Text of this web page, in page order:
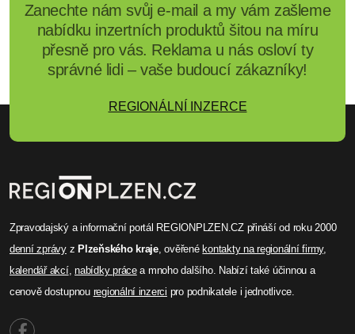
Zanechte nám svůj e-mail a my vám zašleme
nabídku inzertních produktů šitou na míru
přesně pro vás. Reklama u nás osloví ty
správné lidi – vaše budoucí zákazníky!
REGIONÁLNÍ INZERCE
Zpravodajský a informační portál REGIONPLZEN.CZ přináší od roku 2000
denní zprávyz Plzeňského kraje, ověřené kontakty na regionální firmy,
kalendář akcí,nabídky prácea mnoho dalšího. Nabízí také účinnou a
cenově dostupnou regionální inzerci pro podnikatele i jednotlivce.